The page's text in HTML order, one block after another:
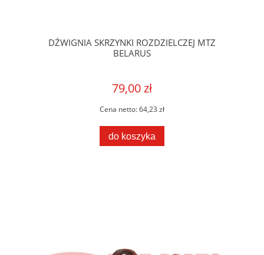
DŹWIGNIA SKRZYNKI ROZDZIELCZEJ MTZ
BELARUS
79,00 zł
Cena netto:64,23 zł
do koszyka